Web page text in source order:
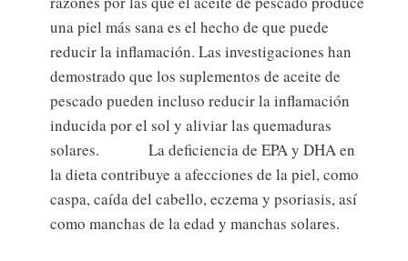
una piel más sana es el hecho de que puede
reducir la inflamación. Las investigaciones han
demostrado que los suplementos de aceite de
pescado pueden incluso reducir la inflamación
inducida por el sol y aliviar las quemaduras
solares. La deficiencia de EPA y DHA en
la dieta contribuye a afecciones de la piel, como
caspa, caída del cabello, eczema y psoriasis, así
como manchas de la edad y manchas solares.